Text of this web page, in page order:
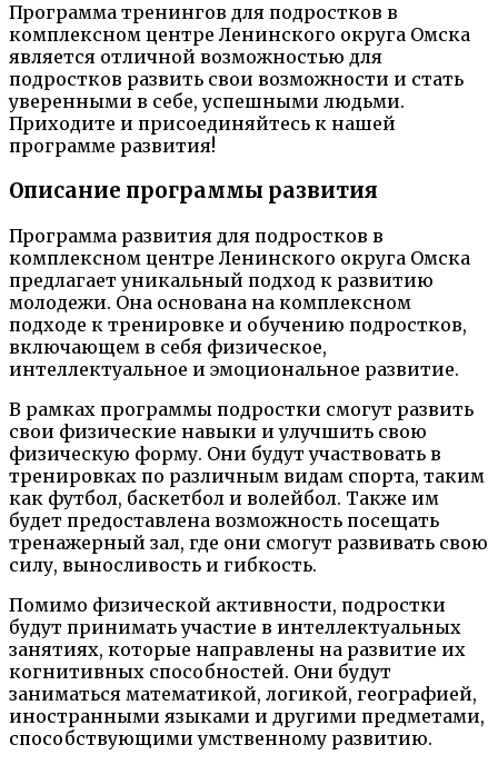
Программа тренингов для подростков в
комплексном центре Ленинского округа Омска
является отличной возможностью для
подростков развить свои возможности и стать
уверенными в себе, успешными людьми.
Приходите и присоединяйтесь к нашей
программе развития!
Описание программы развития
Программа развития для подростков в
комплексном центре Ленинского округа Омска
предлагает уникальный подход к развитию
молодежи. Она основана на комплексном
подходе к тренировке и обучению подростков,
включающем в себя физическое,
интеллектуальное и эмоциональное развитие.
В рамках программы подростки смогут развить
свои физические навыки и улучшить свою
физическую форму. Они будут участвовать в
тренировках по различным видам спорта, таким
как футбол, баскетбол и волейбол. Также им
будет предоставлена возможность посещать
тренажерный зал, где они смогут развивать свою
силу, выносливость и гибкость.
Помимо физической активности, подростки
будут принимать участие в интеллектуальных
занятиях, которые направлены на развитие их
когнитивных способностей. Они будут
заниматься математикой, логикой, географией,
иностранными языками и другими предметами,
способствующими умственному развитию.